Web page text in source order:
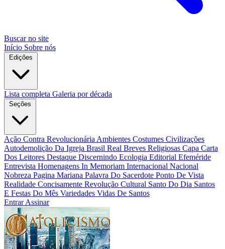
Buscar no site
Início Sobre nós
Edições
Lista completa Galeria por década
Seções
Ação Contra Revolucionária Ambientes Costumes Civilizações
Autodemolição Da Igreja Brasil Real Breves Religiosas Capa Carta
Dos Leitores Destaque Discernindo Ecologia Editorial Efeméride
Entrevista Homenagens In Memoriam Internacional Nacional
Nobreza Pagina Mariana Palavra Do Sacerdote Ponto De Vista
Realidade Concisamente Revolução Cultural Santo Do Dia Santos
E Festas Do Mês Variedades Vidas De Santos
EntrarAssinar